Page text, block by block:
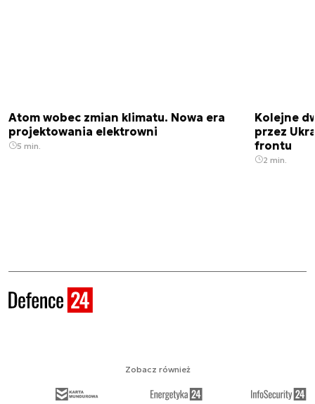
Atom wobec zmian klimatu. Nowa era
projektowania elektrowni
5 min.
Kolejne
przez
frontu
2 min.
Zobacz również